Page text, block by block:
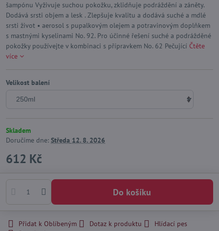
šampónu Vyživuje suchou pokožku, zklidňuje podráždění a záněty.
Dodává srsti objem a lesk . Zlepšuje kvalitu a dodává suché a mdlé
srsti život • aerosol s pupalkovým olejem a potravinovým doplňkem
s mastnými kyselinami No. 92. Pro účinné řešení suché a podrážděné
pokožky používejte v kombinaci s přípravkem No. 62 Pečující Čtěte
více
Velikost balení
Skladem
Doručíme dne: Středa 12. 8. 2026
612 Kč
Do košíku
Přidat k Oblíbeným Dotaz k produktu
Hlídací pes